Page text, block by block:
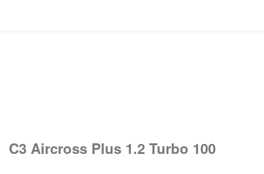
C3 Aircross Plus 1.2 Turbo 100